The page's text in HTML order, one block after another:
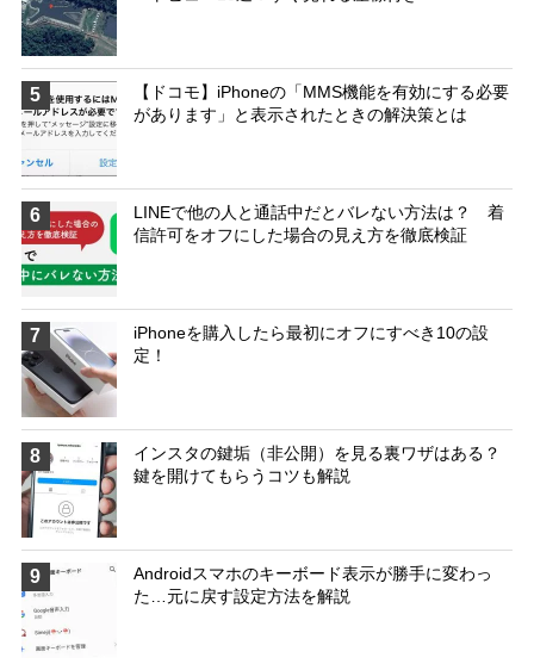
5
【ドコモ】iPhoneの「MMS機能を有効にする必要
があります」と表示されたときの解決策とは
6
LINEで他の人と通話中だとバレない方法は？ 着
信許可をオフにした場合の見え方を徹底検証
7
iPhoneを購入したら最初にオフにすべき10の設
定！
8
インスタの鍵垢（非公開）を見る裏ワザはある？
鍵を開けてもらうコツも解説
9
Androidスマホのキーボード表示が勝手に変わっ
た…元に戻す設定方法を解説